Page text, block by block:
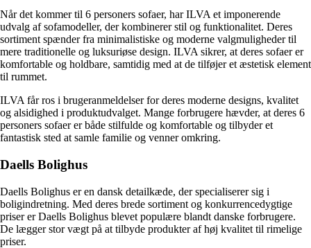
Når det kommer til 6 personers sofaer, har ILVA et imponerende
udvalg af sofamodeller, der kombinerer stil og funktionalitet. Deres
sortiment spænder fra minimalistiske og moderne valgmuligheder til
mere traditionelle og luksuriøse design. ILVA sikrer, at deres sofaer er
komfortable og holdbare, samtidig med at de tilføjer et æstetisk element
til rummet.
ILVA får ros i brugeranmeldelser for deres moderne designs, kvalitet
og alsidighed i produktudvalget. Mange forbrugere hævder, at deres 6
personers sofaer er både stilfulde og komfortable og tilbyder et
fantastisk sted at samle familie og venner omkring.
Daells Bolighus
Daells Bolighus er en dansk detailkæde, der specialiserer sig i
boligindretning. Med deres brede sortiment og konkurrencedygtige
priser er Daells Bolighus blevet populære blandt danske forbrugere.
De lægger stor vægt på at tilbyde produkter af høj kvalitet til rimelige
priser.